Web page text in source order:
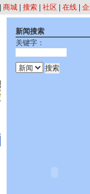
商城 搜索 社区 在线
新闻搜索
关键字：